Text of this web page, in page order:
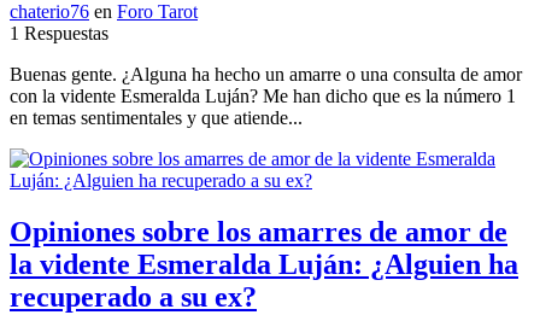
chaterio76 en Foro Tarot
1 Respuestas
Buenas gente. ¿Alguna ha hecho un amarre o una consulta de amor
con la vidente Esmeralda Luján? Me han dicho que es la número 1
en temas sentimentales y que atiende...
Opiniones sobre los amarres de amor de
la vidente Esmeralda Luján: ¿Alguien ha
recuperado a su ex?